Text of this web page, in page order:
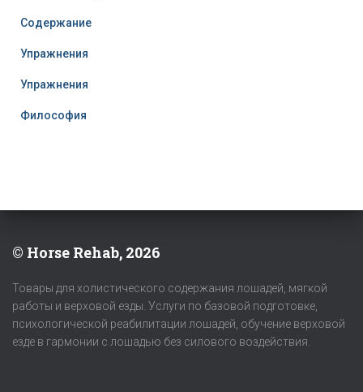
Содержание
Упражнения
Упражнения
Философия
© Horse Rehab, 2026
Товары для холистического содержания лошадей, мягкой
работы и верховой езды. Услуги по базовой подготовке,
психологической реабилитации лошадей, обучение верховой
езде в гармонии с лошадью без силового воздействия.